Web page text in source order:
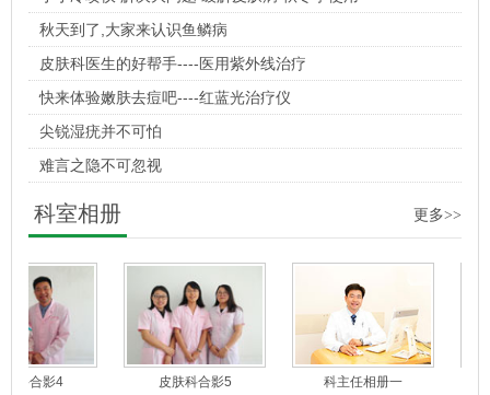
秋天到了,大家来认识鱼鳞病
皮肤科医生的好帮手----医用紫外线治疗
快来体验嫩肤去痘吧----红蓝光治疗仪
尖锐湿疣并不可怕
难言之隐不可忽视
更多>>
科室相册
科合影4 皮肤科合影5 科主任相册一